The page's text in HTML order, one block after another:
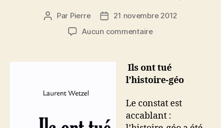
Auteur
l’article
Par Pierre
Date21 novembre 2012
Aucun commentairesur
tué
l’histoire-
géo
Ils ont tué
l’histoire-géo
Le constat est
accablant :